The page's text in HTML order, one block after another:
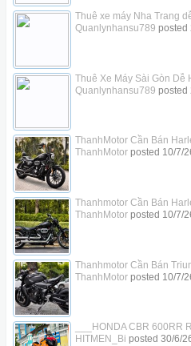
Thuê xe máy Nha Trang
Quanlynhansu789 posted
Thuê Xe Máy Sài Gòn Dễ
Quanlynhansu789 posted
ThanhMotor Cần Bán
ThanhMotorposted 10/7/
Thanhmotor Cần Bán
ThanhMotorposted 10/7/
Thanhmotor Cần Bán
ThanhMotorposted 10/7/
___HONDA CBR 600RR
HITMEN_Bi posted 30/6/